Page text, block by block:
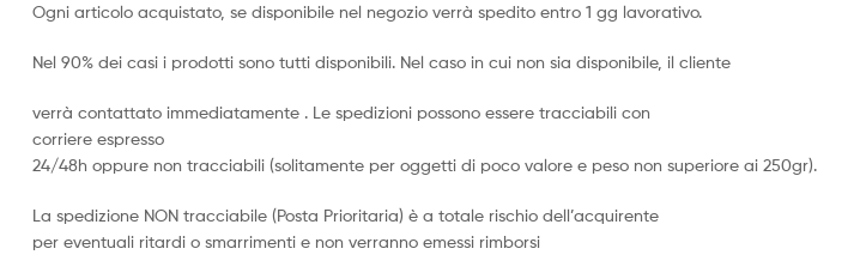
Ogni articolo acquistato, se disponibile nel negozio verrà spedito entro 1 gg lavorativo.
Nel 90% dei casi i prodotti sono tutti disponibili. Nel caso in cui non sia disponibile, il cliente
verrà contattato immediatamente . Le spedizioni possono essere tracciabili con
corriere espresso
24/48h oppure non tracciabili (solitamente per oggetti di poco valore e peso non superiore ai 250gr).
La spedizione NON tracciabile (Posta Prioritaria) è a totale rischio dell’acquirente
per eventuali ritardi o smarrimenti e non verranno emessi rimborsi